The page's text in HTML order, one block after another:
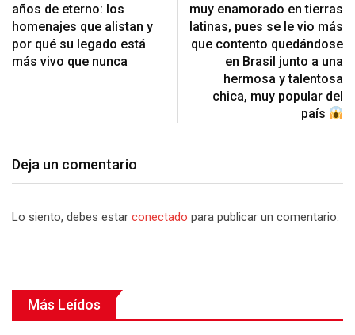
años de eterno: los
homenajes que alistan y
por qué su legado está
más vivo que nunca
muy enamorado en tierras
latinas, pues se le vio más
que contento quedándose
en Brasil junto a una
hermosa y talentosa
chica, muy popular del
país
Deja un comentario
Lo siento, debes estar conectado para publicar un comentario.
Más Leídos